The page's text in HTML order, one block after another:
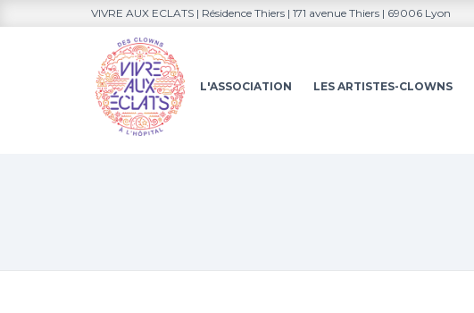
VIVRE AUX ECLATS | Résidence Thiers | 171 avenue Thiers | 69006 Lyon
L'ASSOCIATION LES ARTISTES-CLOWNS